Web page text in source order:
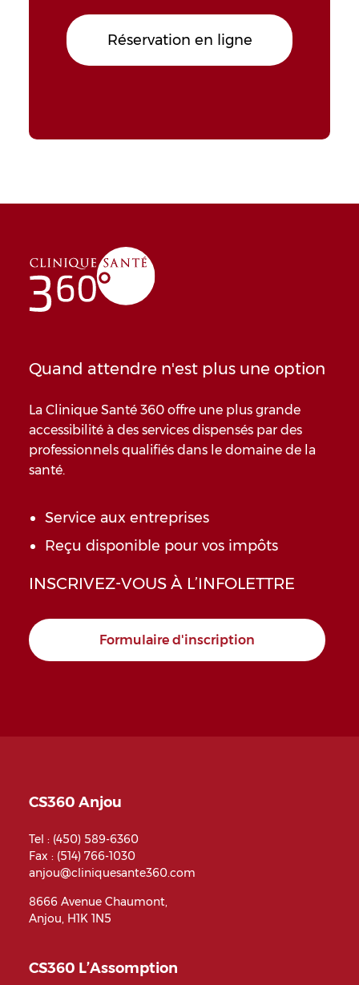
Réservation en ligne
Quand attendre n'est plus une option
La Clinique Santé 360 offre une plus grande
accessibilité à des services dispensés par des
professionnels qualifiés dans le domaine de la
santé.
Service aux entreprises
Reçu disponible pour vos impôts
INSCRIVEZ-VOUS À L’INFOLETTRE
Formulaire d'inscription
CS360 Anjou
Tel : (450) 589-6360
Fax : (514) 766-1030
anjou@cliniquesante360.com
8666 Avenue Chaumont,
Anjou, H1K 1N5
CS360 L’Assomption